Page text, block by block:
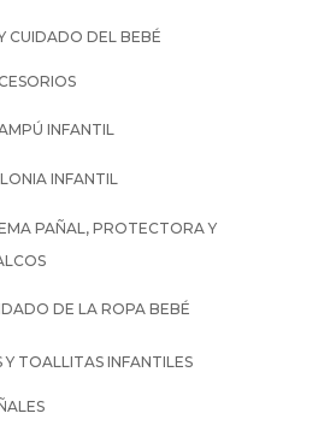
CUIDADO DEL BEBÉ
INFANTIL
INFANTIL
PAÑAL, PROTECTORA Y
DE LA ROPA BEBÉ
Y TOALLITAS INFANTILES